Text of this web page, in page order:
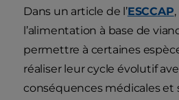
Dans un article de l’ESCCAP
l’alimentation à base de
permettre à certaines
réaliser leur cycle évolutif
conséquences médicales et